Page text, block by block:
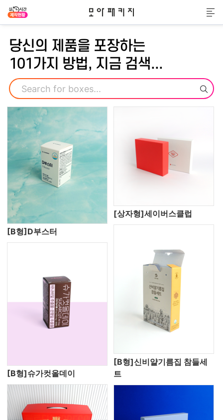
모아패키지
메
당신의 제품을 포장하는
101가지 방법, 지금 검색...
검색
[B형]D부스터
[상자형]세이버스클럽
[B형]슈가컷올데이
[B형]신비얄기름집 참들세
트